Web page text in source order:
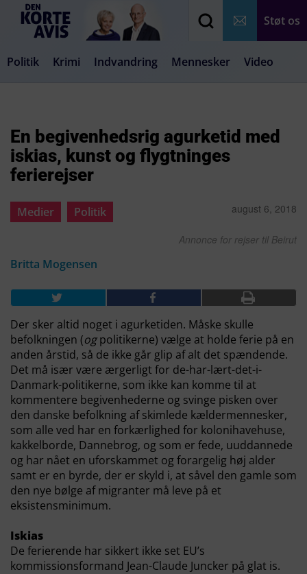
Støt os
Politik Krimi Indvandring Mennesker Video
En begivenhedsrig agurketid med
iskias, kunst og flygtninges
ferierejser
Medier Politik august 6, 2018
Annonce for rejser til Beirut
Britta Mogensen
Der sker altid noget i agurketiden. Måske skulle
befolkningen (ogpolitikerne) vælge at holde ferie på en
anden årstid, så de ikke går glip af alt det spændende.
Det må især være ærgerligt for de-har-lært-det-i-
Danmark-politikerne, som ikke kan komme til at
kommentere begivenhederne og svinge pisken over
den danske befolkning af skimlede kældermennesker,
som alle ved har en forkærlighed for kolonihavehuse,
kakkelborde, Dannebrog, og som er fede, uuddannede
og har nået en uforskammet og forargelig høj alder
samt er en byrde, der er skyld i, at såvel den gamle som
den nye bølge af migranter må leve på et
eksistensminimum.
Iskias
De ferierende har sikkert ikke set EU’s
kommissionsformand Jean-Claude Juncker på glat is.